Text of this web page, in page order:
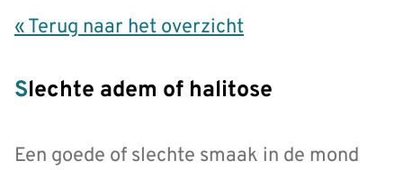
« Terug naar het overzicht
Slechte adem of halitose
Een goede of slechte smaak in de mond